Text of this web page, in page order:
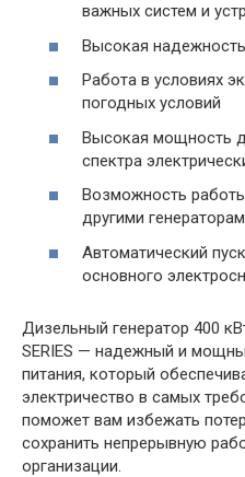
важных систем и
Высокая
Работа в условиях
погодных условий
Высокая мощность
спектра
Возможность
другими
Автоматический
основного
Дизельный генератор 400
SERIES — надежный и
питания, который
электричество в самых
поможет вам избежать
сохранить непрерывную
организации.